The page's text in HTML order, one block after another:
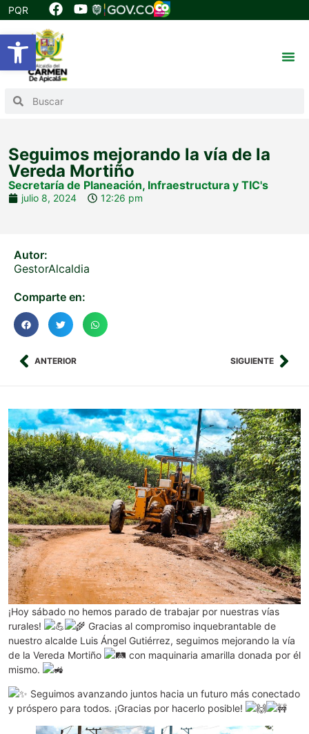
Abrir barra de herramientas
PQR
Seguimos mejorando la vía de la
Vereda Mortiño
Secretaría de Planeación, Infraestructura y TIC's
julio 8, 2024 12:26 pm
Autor:
GestorAlcaldia
Comparte en:
ANTERIOR SIGUIENTE
¡Hoy sábado no hemos parado de trabajar por nuestras vías
rurales!
Gracias al compromiso inquebrantable de
nuestro alcalde Luis Ángel Gutiérrez, seguimos mejorando la vía
de la Vereda Mortiño
con maquinaria amarilla donada por él
mismo.
Seguimos avanzando juntos hacia un futuro más conectado
y próspero para todos. ¡Gracias por hacerlo posible!